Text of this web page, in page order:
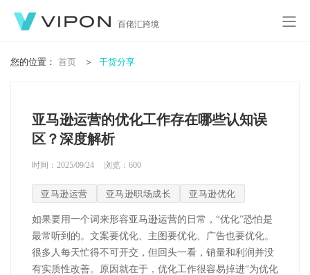
百佬汇跨境
您的位置： 首页 干货分享
亚马逊运营的优化工作存在哪些认知误
区？深度解析
时间：2025/09/24 浏览： 600
亚马逊运营 亚马逊职场成长 亚马逊优化
如果要用一个词来形容亚马逊运营的日常，“优化”恐怕是
最常听到的。文案要优化、主图要优化、广告也要优化。
很多人每天忙得不可开交，但回头一看，销量和利润并没
有实质性改善。原因就在于，优化工作很容易掉进“为优化